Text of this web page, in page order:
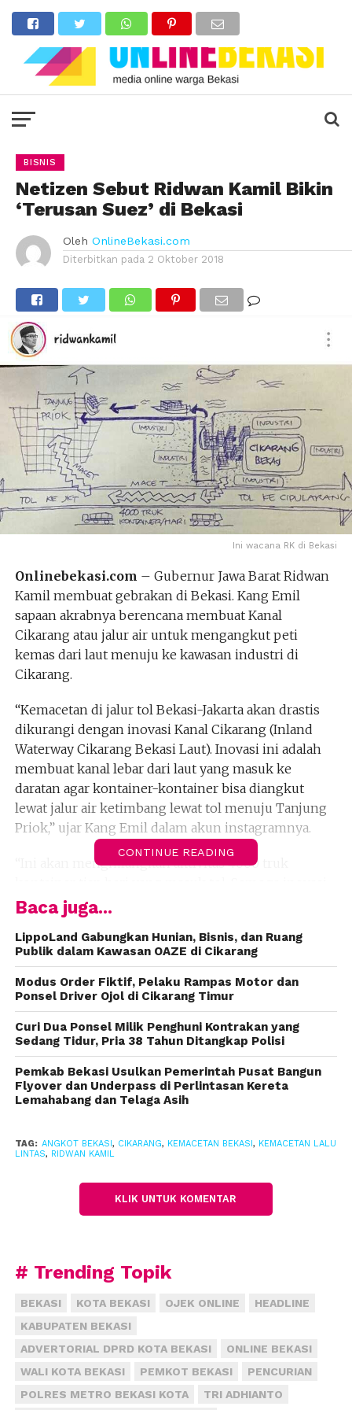
BISNIS
Netizen Sebut Ridwan Kamil Bikin
‘Terusan Suez’ di Bekasi
Oleh OnlineBekasi.com
Diterbitkan pada 2 Oktober 2018
Ini wacana RK di Bekasi
Onlinebekasi.com – Gubernur Jawa Barat Ridwan
Kamil membuat gebrakan di Bekasi. Kang Emil
sapaan akrabnya berencana membuat Kanal
Cikarang atau jalur air untuk mengangkut peti
kemas dari laut menuju ke kawasan industri di
Cikarang.
“Kemacetan di jalur tol Bekasi-Jakarta akan drastis
dikurangi dengan inovasi Kanal Cikarang (Inland
Waterway Cikarang Bekasi Laut). Inovasi ini adalah
membuat kanal lebar dari laut yang masuk ke
daratan agar kontainer-kontainer bisa diangkut
lewat jalur air ketimbang lewat tol menuju Tanjung
Priok,” ujar Kang Emil dalam akun instagramnya.
“Ini akan menghilangkan aktivitas 4000 truk
ini menjadi solusi untuk semua pihak,” ujar Emil.
Menurut Emil, inovasi tersebut sedang distudi
apakah Kanal Cikarang bisa juga sebagai jalur
angkutan penumpang manusia menuju Jakarta.
Sejumlah warge net menyambut baik rencana itu.
Berbagai komentar positif membanjiri kolom
komentar di media sosial probadi mantan Wali Kota
Bandung tersebut.
“Kalau jadi… Ngeri juga bekasi. Bagai panama atau
Akun gabrieladipr menyebut Kanal Cikarang
bagaikan Terusan Suez di Mesir yang
menghubungkan antara Pelabuhan Said di Laut
CONTINUE READING
Baca juga...
LippoLand Gabungkan Hunian, Bisnis, dan Ruang
Publik dalam Kawasan OAZE di Cikarang
Modus Order Fiktif, Pelaku Rampas Motor dan
Ponsel Driver Ojol di Cikarang Timur
Curi Dua Ponsel Milik Penghuni Kontrakan yang
Sedang Tidur, Pria 38 Tahun Ditangkap Polisi
Pemkab Bekasi Usulkan Pemerintah Pusat Bangun
Flyover dan Underpass di Perlintasan Kereta
Lemahabang dan Telaga Asih
TAG: ANGKOT BEKASI , CIKARANG, KEMACETAN BEKASI , KEMACETAN LALU
LINTAS, RIDWAN KAMIL
KLIK UNTUK KOMENTAR
# Trending Topik
BEKASI KOTA BEKASI OJEK ONLINE
HEADLINE
KABUPATEN BEKASI
ADVERTORIAL DPRD KOTA BEKASI
ONLINE BEKASI
WALI KOTA BEKASI
PEMKOT BEKASI
PENCURIAN
POLRES METRO BEKASI KOTA
TRI ADHIANTO